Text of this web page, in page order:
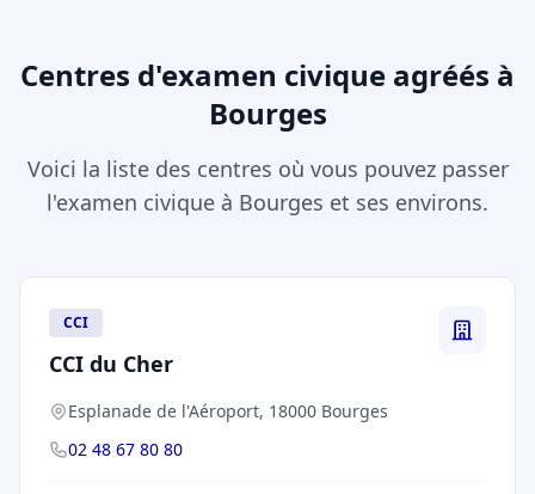
Centres d'examen civique agréés à
Bourges
Voici la liste des centres où vous pouvez passer
l'examen civique à Bourges et ses environs.
CCI
CCI du Cher
Esplanade de l'Aéroport, 18000 Bourges
02 48 67 80 80